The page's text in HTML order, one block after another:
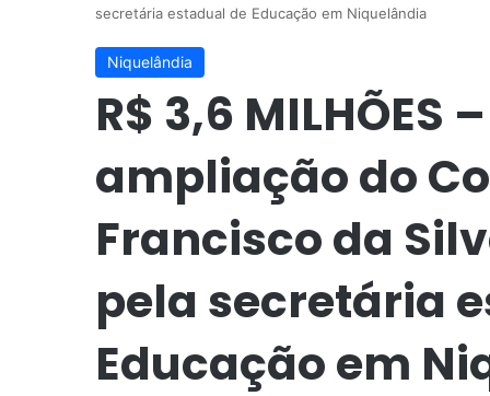
secretária estadual de Educação em Niquelândia
Niquelândia
R$ 3,6 MILHÕES
ampliação do
Francisco da
pela secretária
Educação em